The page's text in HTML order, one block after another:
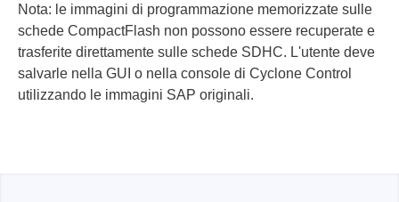
Nota: le immagini di programmazione memorizzate sulle
schede CompactFlash non possono essere recuperate e
trasferite direttamente sulle schede SDHC. L'utente deve
salvarle nella GUI o nella console di Cyclone Control
utilizzando le immagini SAP originali.